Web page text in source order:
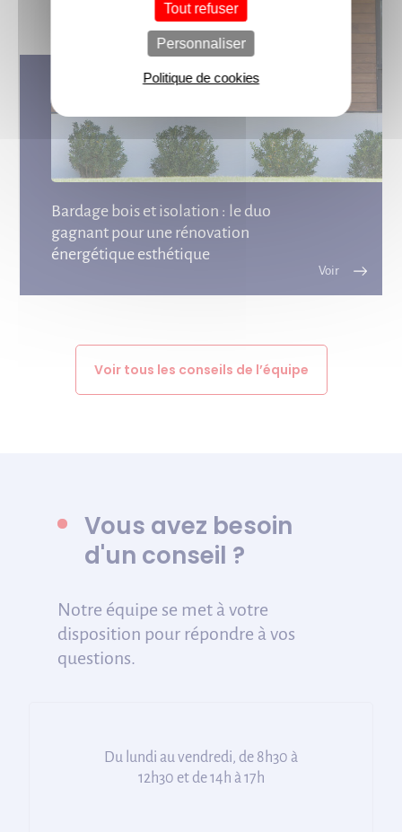
Bardage bois et isolation : le duo
gagnant pour une rénovation
énergétique esthétique
Voir tous les conseils de l’équipe
Vous avez besoin
d'un conseil ?
Notre équipe se met à votre
disposition pour répondre à vos
questions.
Du lundi au vendredi, de 8h30 à
12h30 et de 14h à 17h
Tout refuser
Personnaliser
Politique de cookies